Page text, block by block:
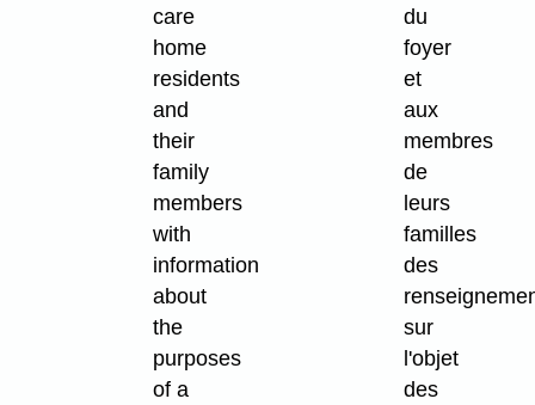
care
home
residents
and
their
family
members
with
information
about
the
purposes
of a
du
foyer
et
aux
membres
de
leurs
familles
des
sur
l'objet
des